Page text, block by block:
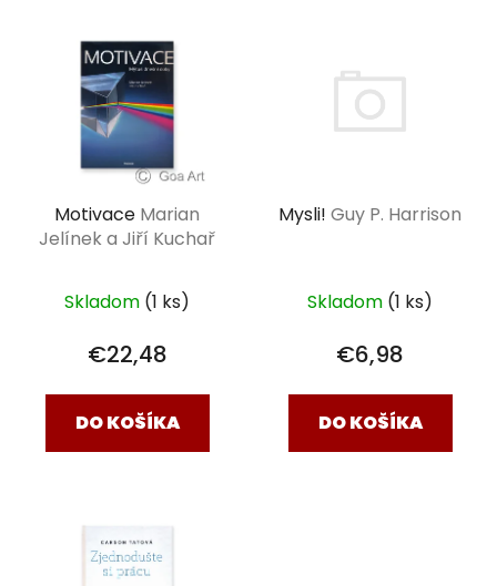
Motivace Marian
Jelínek a Jiří Kuchař
Skladom (1 ks)
€22,48
DO KOŠÍKA
Mysli! Guy P. Harrison
Skladom (1 ks)
€6,98
DO KOŠÍKA